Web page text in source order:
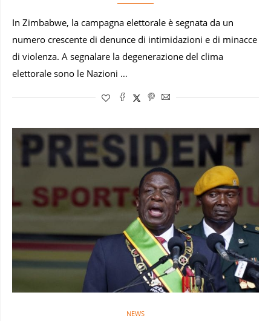
In Zimbabwe, la campagna elettorale è segnata da un
numero crescente di denunce di intimidazioni e di minacce
di violenza. A segnalare la degenerazione del clima
elettorale sono le Nazioni …
NEWS